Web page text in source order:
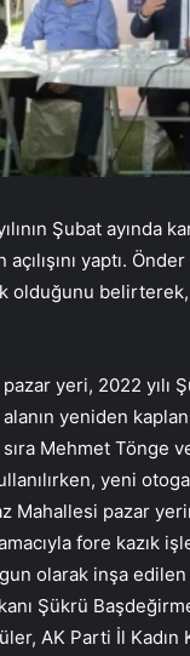
Şubat ayında
yaptı.
olduğunu
yeri, 2022 yılı
yeniden
sıra Mehmet Tönge
yeni
Mahallesi pazar
fore kazık
olarak inşa edilen
Şükrü
AK Parti İl Kadın